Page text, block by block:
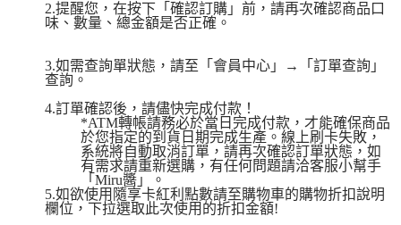
2.提醒您，在按下「確認訂購」前，請再次確認商品口
味、數量、總金額是否正確。
3.如需查詢單狀態，請至「會員中心」→「訂單查詢」
查詢。
4.訂單確認後，請儘快完成付款！
*ATM轉帳請務必於當日完成付款，才能確保商品
於您指定的到貨日期完成生產。線上刷卡失敗，
系統將自動取消訂單，請再次確認訂單狀態，如
有需求請重新選購，有任何問題請洽客服小幫手
「Miru醬」。
5.如欲使用隨享卡紅利點數請至購物車的購物折扣說明
欄位，下拉選取此次使用的折扣金額!